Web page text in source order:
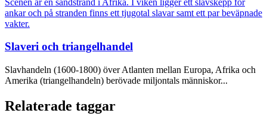
Slaveri och triangelhandel
Slavhandeln (1600-1800) över Atlanten mellan Europa, Afrika och
Amerika (triangelhandeln) berövade miljontals människor...
Relaterade taggar